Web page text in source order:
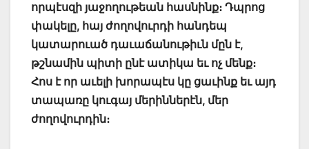
որպէսզի յաջողութեան հասնինք։ Դպրոց
փակելը, հայ ժողովուրդի հանդեպ
կատարուած դաւաճանութիւն մըն է,
թշնամին պիտի ընէ ատիկա եւ ոչ մենք։
Հոս է որ աւելի խորապէս կը ցաւինք եւ այդ
տապառը կուգայ մերիններէն, մեր
ժողովուրդին։